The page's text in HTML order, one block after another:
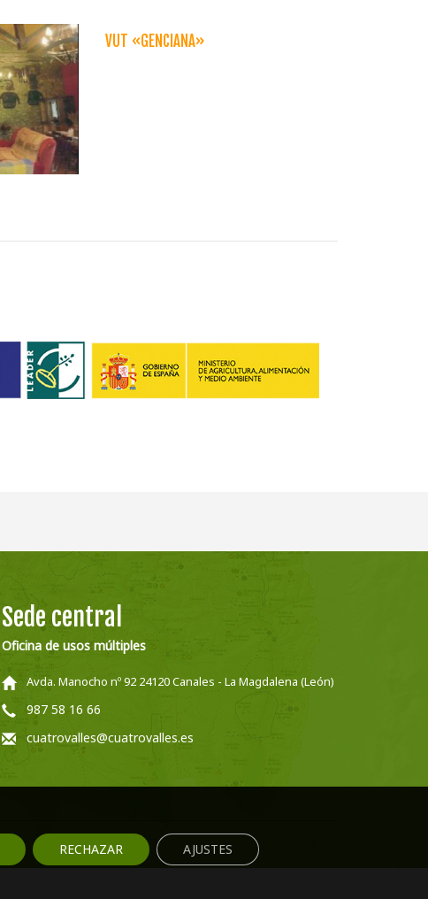
VUT «GENCIANA»
Sede central
Oficina de usos múltiples
Avda. Manocho nº 92 24120 Canales - La Magdalena (León)
987 58 16 66
cuatrovalles@cuatrovalles.es
RECHAZAR AJUSTES